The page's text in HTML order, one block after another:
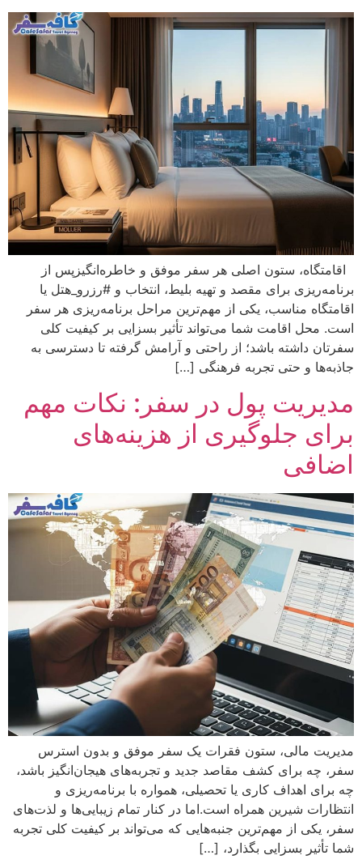
اقامتگاه، ستون اصلی هر سفر موفق و خاطره‌انگیزپس از
برنامه‌ریزی برای مقصد و تهیه بلیط، انتخاب و #رزرو_هتل یا
اقامتگاه مناسب، یکی از مهم‌ترین مراحل برنامه‌ریزی هر سفر
است. محل اقامت شما می‌تواند تأثیر بسزایی بر کیفیت کلی
سفرتان داشته باشد؛ از راحتی و آرامش گرفته تا دسترسی به
جاذبه‌ها و حتی تجربه فرهنگی […]
مدیریت پول در سفر: نکات مهم
برای جلوگیری از هزینه‌های
اضافی
مدیریت مالی، ستون فقرات یک سفر موفق و بدون استرس
سفر، چه برای کشف مقاصد جدید و تجربه‌های هیجان‌انگیز باشد،
چه برای اهداف کاری یا تحصیلی، همواره با برنامه‌ریزی و
انتظارات شیرین همراه است.اما در کنار تمام زیبایی‌ها و لذت‌های
سفر، یکی از مهم‌ترین جنبه‌هایی که می‌تواند بر کیفیت کلی تجربه
شما تأثیر بسزایی بگذارد، […]